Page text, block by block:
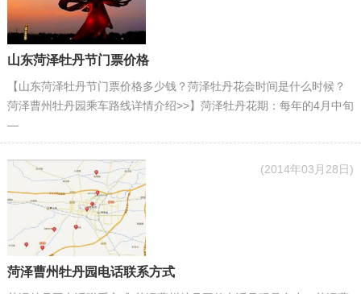
山东菏泽牡丹节门票价格
【山东菏泽牡丹节门票价格多少钱？菏泽牡丹花会时间是什么时候？
菏泽曹州牡丹园乘车路线详情介绍>>】菏泽牡丹花期：每年的4月中旬
—
(2014年03月28日)
菏泽曹州牡丹园电话联系方式